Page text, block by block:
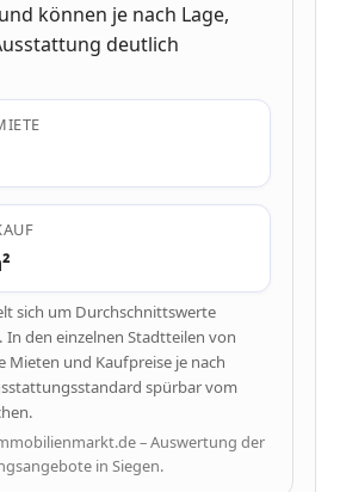
können je nach Lage,
deutlich
sich um Durchschnittswerte
In den einzelnen Stadtteilen von
Mieten und Kaufpreise je nach
spürbar vom
– Auswertung der
in Siegen.